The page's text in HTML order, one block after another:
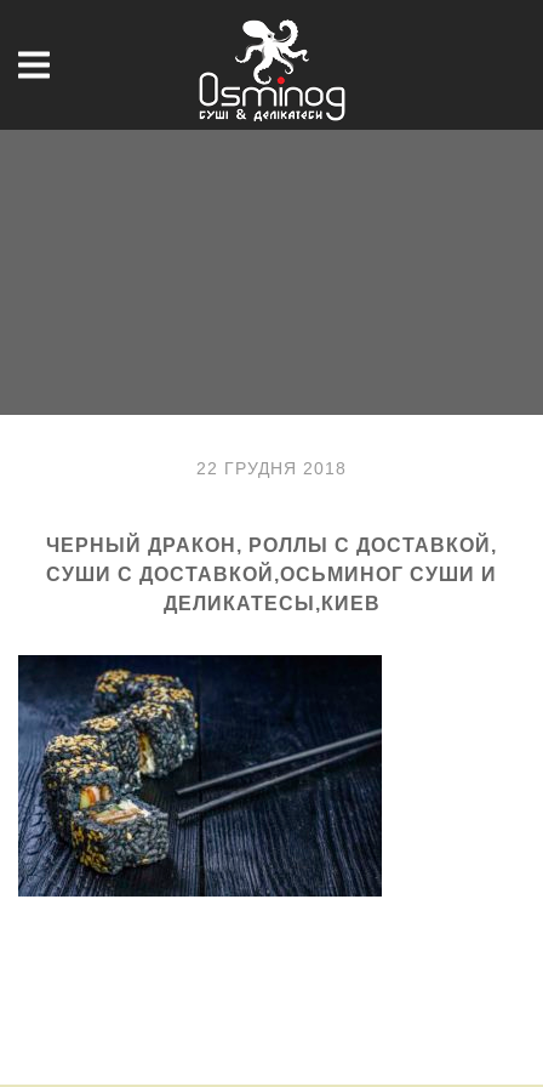
22 ГРУДНЯ 2018
ЧЕРНЫЙ ДРАКОН, РОЛЛЫ С ДОСТАВКОЙ,
СУШИ С ДОСТАВКОЙ,ОСЬМИНОГ СУШИ И
ДЕЛИКАТЕСЫ,КИЕВ